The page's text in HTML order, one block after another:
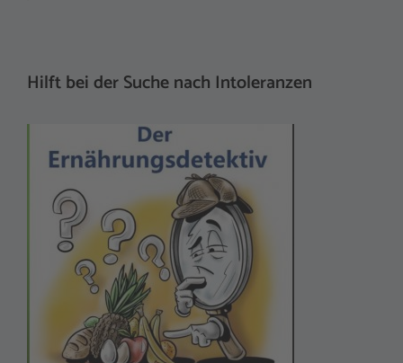
Hilft bei der Suche nach Intoleranzen